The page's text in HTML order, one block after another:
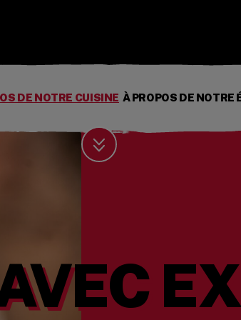
DE NOTRE CUISINE À PROPOS DE NOTRE
Scroll Down